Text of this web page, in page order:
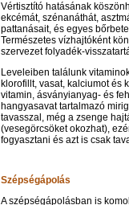
Vértisztító hatásának
ekcémát, szénanáthát,
pattanásait, és egyes
Természetes vízhajtóként
szervezet folyadék-
Leveleiben találunk
klorofillt, vasat, kalciumot és
vitamin, ásványianyag- és
hangyasavat tartalmazó
tavasszal, még a zsenge
(vesegörcsöket okozhat),
fogyasztani és azt is csak
Szépségápolás
A szépségápolásban is